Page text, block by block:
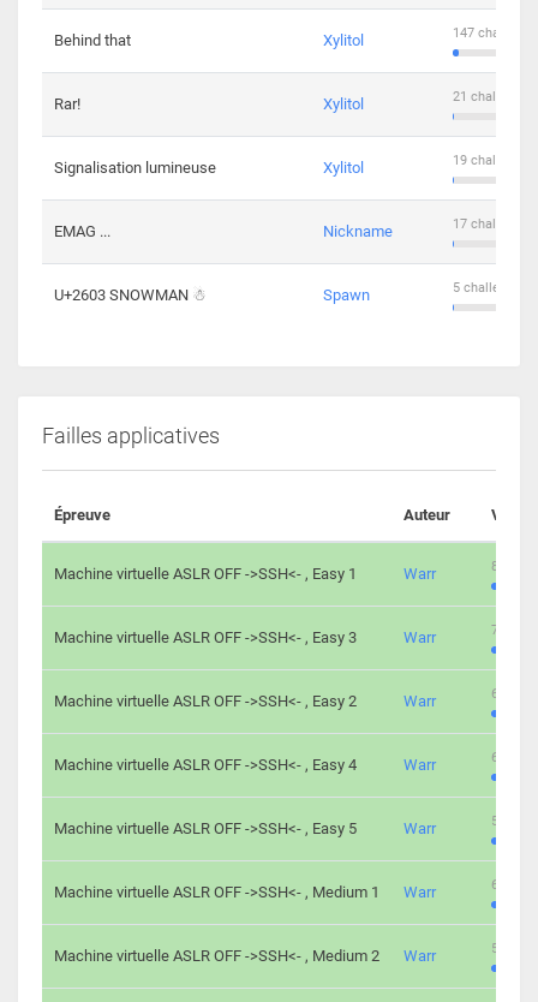
Behind that Xylitol 147
Rar! Xylitol 21
Signalisation lumineuse Xylitol 19
EMAG ... Nickname 17
U+2603 SNOWMAN ☃ Spawn 5 challengers
Failles applicatives
Épreuve Auteur
Machine virtuelle ASLR OFF ->SSH<- , Easy 1 Warr 801
Machine virtuelle ASLR OFF ->SSH<- , Easy 3 Warr 746
Machine virtuelle ASLR OFF ->SSH<- , Easy 2 Warr 681
Machine virtuelle ASLR OFF ->SSH<- , Easy 4 Warr 645
Machine virtuelle ASLR OFF ->SSH<- , Easy 5 Warr 561
Machine virtuelle ASLR OFF ->SSH<- , Medium 1 Warr 605
Machine virtuelle ASLR OFF ->SSH<- , Medium 2 Warr 509